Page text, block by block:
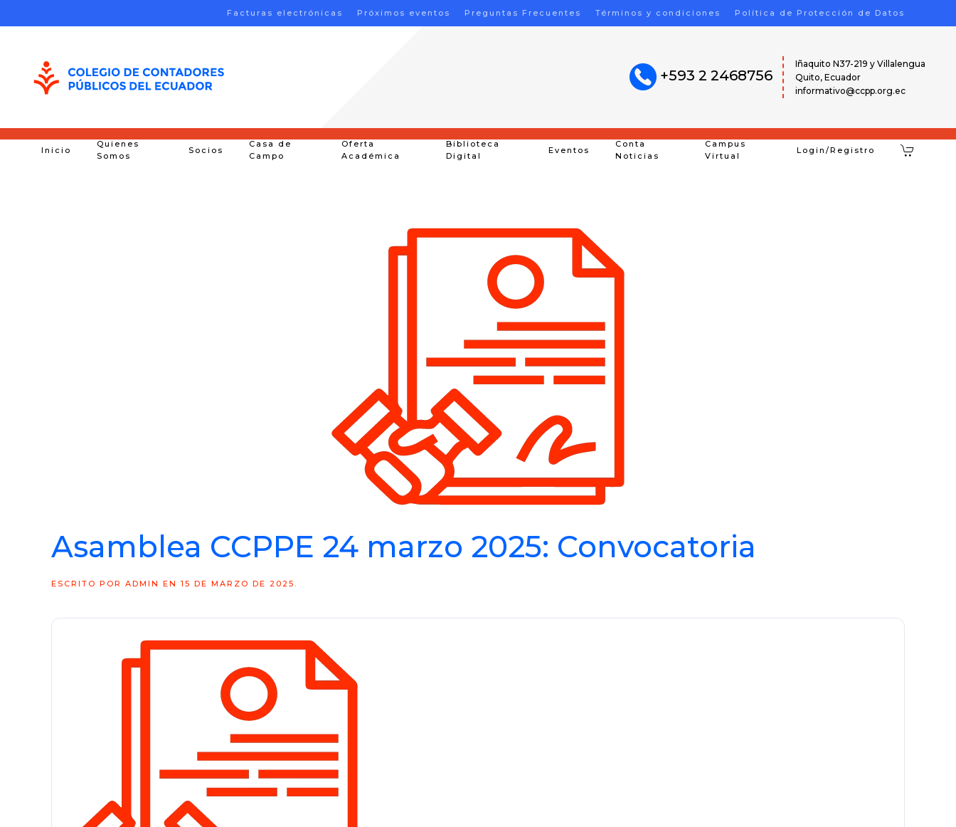
Facturas electrónicas Próximos eventos Preguntas Frecuentes Términos y condiciones Política de Protección de Datos
+593 2 2468756
Iñaquito N37-219 y Villalengua
Quito, Ecuador
informativo@ccpp.org.ec
Inicio
Quienes
Somos
Socios
Casa de
Campo
Oferta
Académica
Biblioteca
Digital
Eventos
Conta
Noticias
Campus
Virtual
Login/Registro
Asamblea CCPPE 24 marzo 2025: Convocatoria
ESCRITO POR ADMIN EN 15 DE MARZO DE 2025 .